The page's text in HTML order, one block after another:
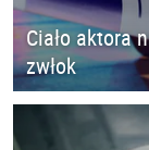
Ciało aktora
zwłok